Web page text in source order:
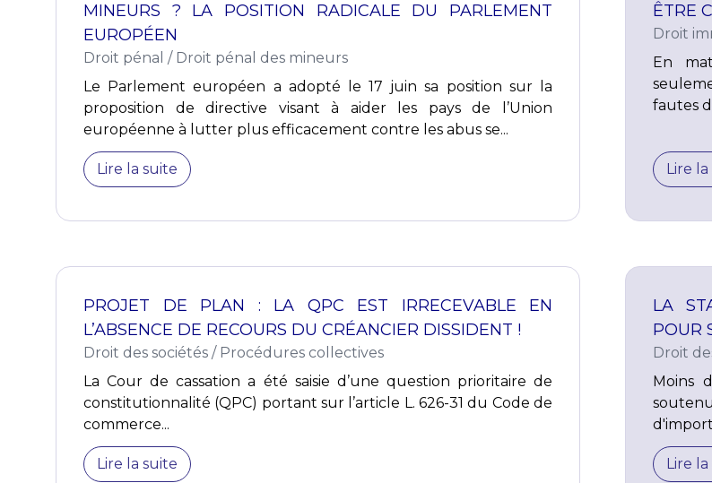
MINEURS ? LA POSITION RADICALE DU PARLEMENT
EUROPÉEN
Droit pénal / Droit pénal des mineurs
Le Parlement européen a adopté le 17 juin sa position sur la
proposition de directive visant à aider les pays de l’Union
européenne à lutter plus efficacement contre les abus se...
Lire la suite
ÊTRE
Droit
En
fautes
Lire
PROJET DE PLAN : LA QPC EST IRRECEVABLE EN
L’ABSENCE DE RECOURS DU CRÉANCIER DISSIDENT !
Droit des sociétés / Procédures collectives
La Cour de cassation a été saisie d’une question prioritaire de
constitutionnalité (QPC) portant sur l’article L. 626-31 du Code de
commerce...
Lire la suite
LA
POUR
Droit
Moins
Lire